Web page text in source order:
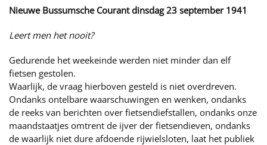
Nieuwe Bussumsche Courant dinsdag 23 september 1941
Leert men het nooit?
Gedurende het weekeinde werden niet minder dan elf
fietsen gestolen.
Waarlijk, de vraag hierboven gesteld is niet overdreven.
Ondanks ontelbare waarschuwingen en wenken, ondanks
de reeks van berichten over fietsendiefstallen, ondanks onze
maandstaatjes omtrent de ijver der fietsendieven, ondanks
de waarlijk niet dure afdoende rijwielsloten, laat het publiek